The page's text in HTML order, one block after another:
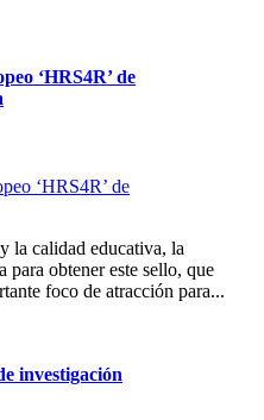
‘HRS4R’ de
la calidad educativa, la
para obtener este sello, que
foco de atracción para...
investigación